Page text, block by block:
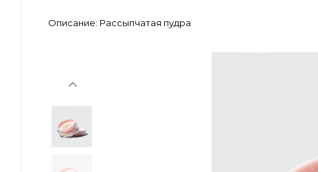
Описание: Рассыпчатая пудра